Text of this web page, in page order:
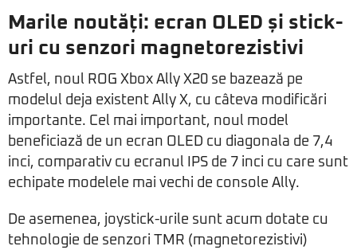
Marile noutăți: ecran OLED și stick-
uri cu senzori magnetorezistivi
Astfel, noul ROG Xbox Ally X20 se bazează pe
modelul deja existent Ally X, cu câteva modificări
importante. Cel mai important, noul model
beneficiază de un ecran OLED cu diagonala de 7,4
inci, comparativ cu ecranul IPS de 7 inci cu care sunt
echipate modelele mai vechi de console Ally.
De asemenea, joystick-urile sunt acum dotate cu
tehnologie de senzori TMR (magnetorezistivi)